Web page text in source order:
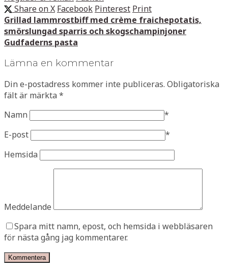
Share on X Facebook Pinterest Print
Grillad lammrostbiff med crème fraichepotatis,
smörslungad sparris och skogschampinjoner
Gudfaderns pasta
Lämna en kommentar
Din e-postadress kommer inte publiceras. Obligatoriska
fält är märkta *
Namn
*
E-post
*
Hemsida
Meddelande
Spara mitt namn, epost, och hemsida i webbläsaren
för nästa gång jag kommentarer.